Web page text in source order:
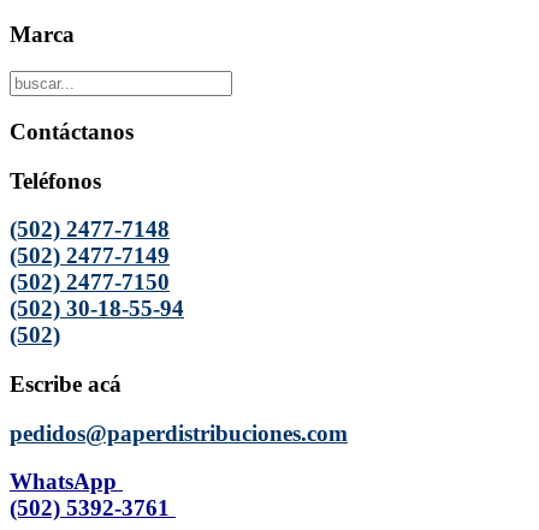
Marca
Contáctanos
Teléfonos
(502) 2477-7148
(502) 2477-7149
(502) 2477-7150
(502) 30-18-55-94
(502)
Escribe acá
pedidos@paperdistribuciones.com
WhatsApp
(502) 5392-3761